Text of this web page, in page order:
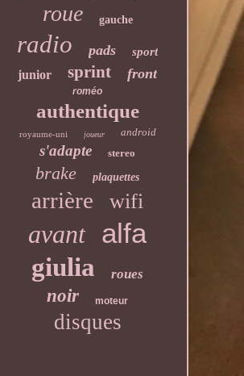
roue gauche
radio pads sport
junior sprint front
roméo
authentique
royaume-uni joueur android
s'adapte stereo
brake plaquettes
arrière wifi
avant alfa
giulia roues
noir moteur
disques